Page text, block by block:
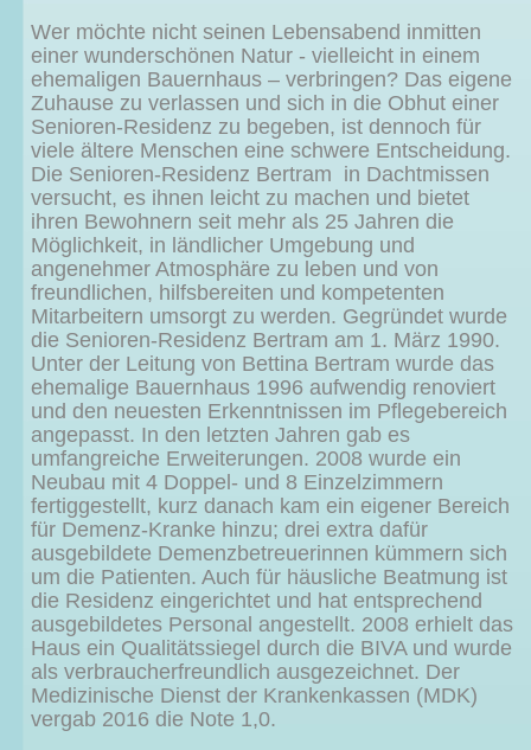
Wer möchte nicht seinen Lebensabend inmitten
einer wunderschönen Natur - vielleicht in einem
ehemaligen Bauernhaus – verbringen? Das eigene
Zuhause zu verlassen und sich in die Obhut einer
Senioren-Residenz zu begeben, ist dennoch für
viele ältere Menschen eine schwere Entscheidung.
Die Senioren-Residenz Bertram in Dachtmissen
versucht, es ihnen leicht zu machen und bietet
ihren Bewohnern seit mehr als 25 Jahren die
Möglichkeit, in ländlicher Umgebung und
angenehmer Atmosphäre zu leben und von
freundlichen, hilfsbereiten und kompetenten
Mitarbeitern umsorgt zu werden. Gegründet wurde
die Senioren-Residenz Bertram am 1. März 1990.
Unter der Leitung von Bettina Bertram wurde das
ehemalige Bauernhaus 1996 aufwendig renoviert
und den neuesten Erkenntnissen im Pflegebereich
angepasst. In den letzten Jahren gab es
umfangreiche Erweiterungen. 2008 wurde ein
Neubau mit 4 Doppel- und 8 Einzelzimmern
fertiggestellt, kurz danach kam ein eigener Bereich
für Demenz-Kranke hinzu; drei extra dafür
ausgebildete Demenzbetreuerinnen kümmern sich
um die Patienten. Auch für häusliche Beatmung ist
die Residenz eingerichtet und hat entsprechend
ausgebildetes Personal angestellt. 2008 erhielt das
Haus ein Qualitätssiegel durch die BIVA und wurde
als verbraucherfreundlich ausgezeichnet. Der
Medizinische Dienst der Krankenkassen (MDK)
vergab 2016 die Note 1,0.